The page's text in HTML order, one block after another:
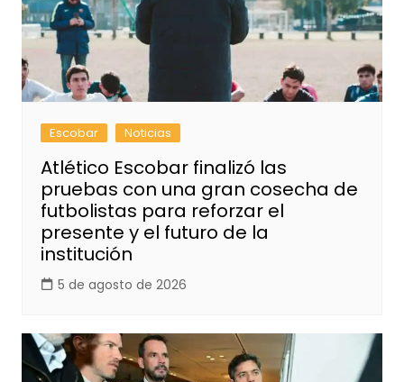
Escobar Noticias
Atlético Escobar finalizó las
pruebas con una gran cosecha de
futbolistas para reforzar el
presente y el futuro de la
institución
5 de agosto de 2026